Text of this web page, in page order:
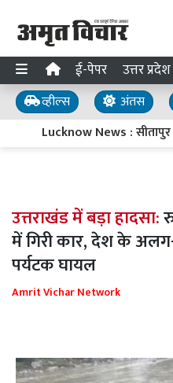
ई-पेपर उत्तर प्रदेश
व्हील्स अंतस
Lucknow News :
उत्तराखंड में बड़ा हादसा:
में गिरी कार, देश के
पर्यटक घायल
Amrit Vichar Network